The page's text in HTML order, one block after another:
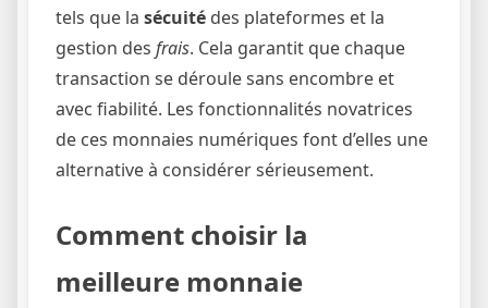
tels que la sécuité des plateformes et la
gestion des frais. Cela garantit que chaque
transaction se déroule sans encombre et
avec fiabilité. Les fonctionnalités novatrices
de ces monnaies numériques font d’elles une
alternative à considérer sérieusement.
Comment choisir la
meilleure monnaie